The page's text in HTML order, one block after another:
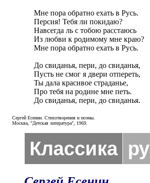
Мне пора обратно ехать в Русь.
Персия! Тебя ли покидаю?
Навсегда ль с тобою расстаюсь
Из любви к родимому мне краю?
Мне пора обратно ехать в Русь.
До свиданья, пери, до свиданья,
Пусть не смог я двери отпереть,
Ты дала красивое страданье,
Про тебя на родине мне петь.
До свиданья, пери, до свиданья.
Сергей Есенин. Стихотворения и поэмы.
Москва, "Детская литература", 1969.
Классика ру